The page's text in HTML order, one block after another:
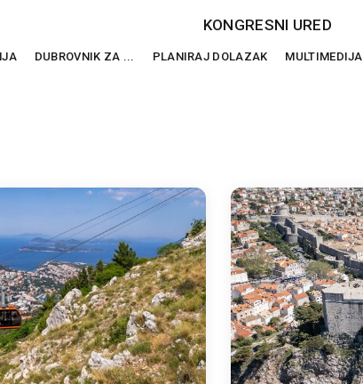
KONGRESNI URED
DUBROVNIK ZA ... PLANIRAJ DOLAZAK MULTIMEDIJA